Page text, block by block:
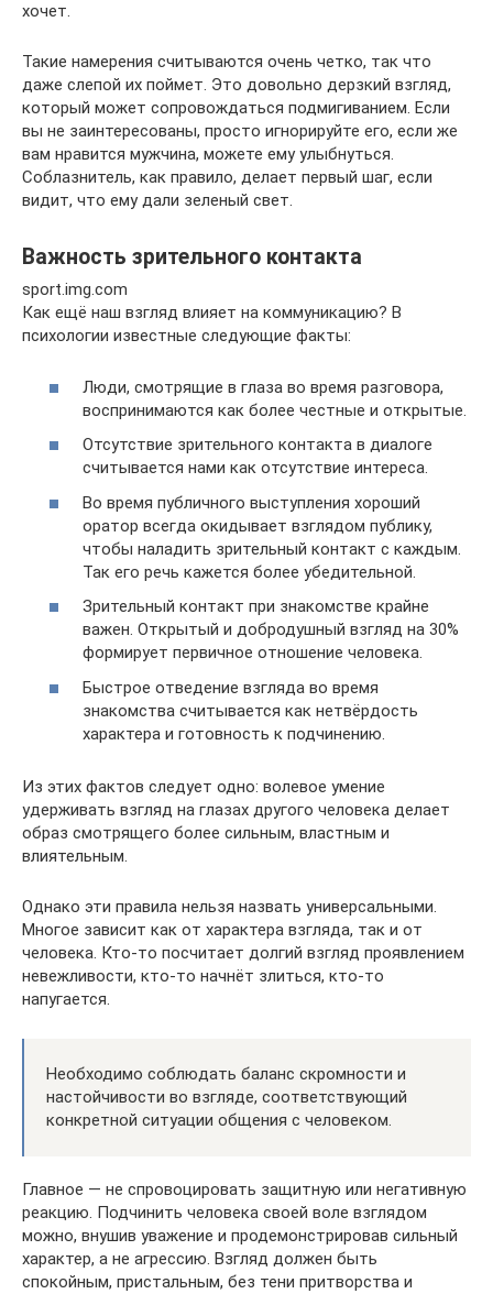
хочет.
Такие намерения считываются очень четко, так что
даже слепой их поймет. Это довольно дерзкий взгляд,
который может сопровождаться подмигиванием. Если
вы не заинтересованы, просто игнорируйте его, если же
вам нравится мужчина, можете ему улыбнуться.
Соблазнитель, как правило, делает первый шаг, если
видит, что ему дали зеленый свет.
Важность зрительного контакта
sport.img.com
Как ещё наш взгляд влияет на коммуникацию? В
психологии известные следующие факты:
Люди, смотрящие в глаза во время разговора,
воспринимаются как более честные и открытые.
Отсутствие зрительного контакта в диалоге
считывается нами как отсутствие интереса.
Во время публичного выступления хороший
оратор всегда окидывает взглядом публику,
чтобы наладить зрительный контакт с каждым.
Так его речь кажется более убедительной.
Зрительный контакт при знакомстве крайне
важен. Открытый и добродушный взгляд на 30%
формирует первичное отношение человека.
Быстрое отведение взгляда во время
знакомства считывается как нетвёрдость
характера и готовность к подчинению.
Из этих фактов следует одно: волевое умение
удерживать взгляд на глазах другого человека делает
образ смотрящего более сильным, властным и
влиятельным.
Однако эти правила нельзя назвать универсальными.
Многое зависит как от характера взгляда, так и от
человека. Кто-то посчитает долгий взгляд проявлением
невежливости, кто-то начнёт злиться, кто-то
напугается.
Необходимо соблюдать баланс скромности и
настойчивости во взгляде, соответствующий
конкретной ситуации общения с человеком.
Главное — не спровоцировать защитную или негативную
реакцию. Подчинить человека своей воле взглядом
можно, внушив уважение и продемонстрировав сильный
характер, а не агрессию. Взгляд должен быть
спокойным, пристальным, без тени притворства и